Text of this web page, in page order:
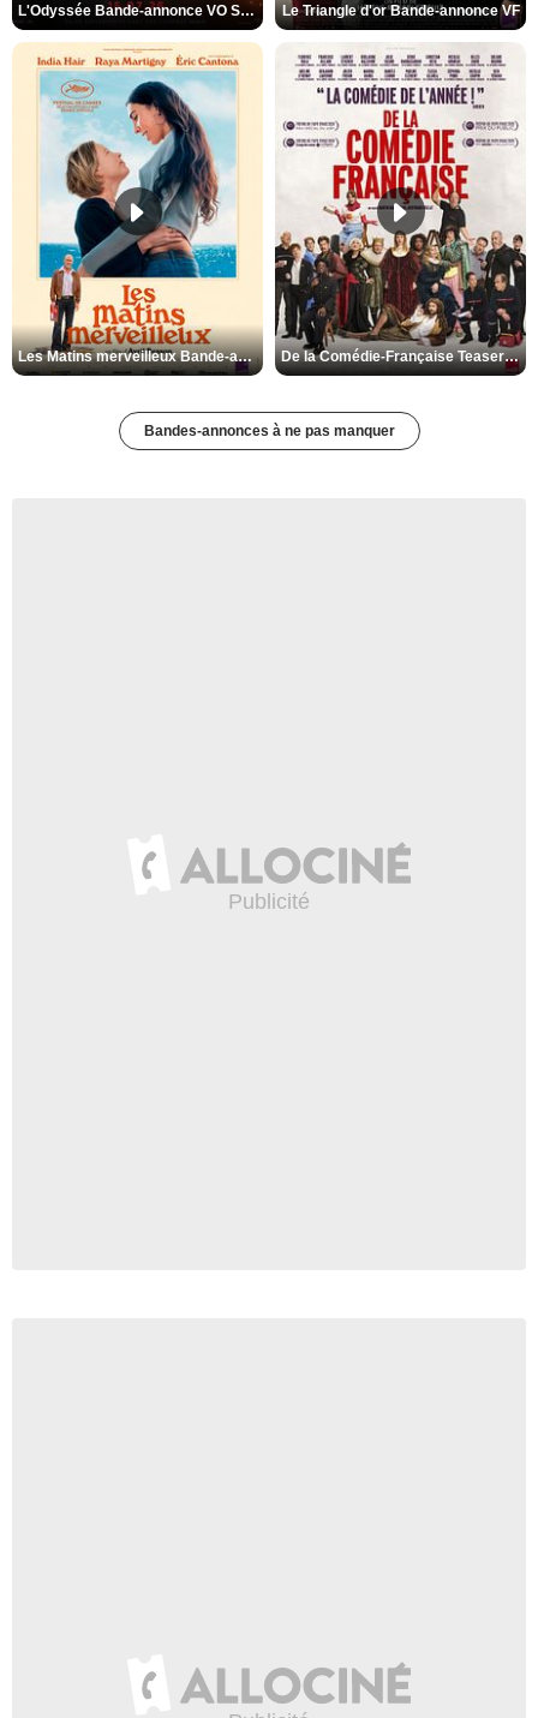
L'Odyssée Bande-annonce VO STFR Le Triangle d'or Bande-annonce VF
Les Matins merveilleux Bande-annonce VF De la Comédie-Française Teaser VF
Bandes-annonces à ne pas manquer